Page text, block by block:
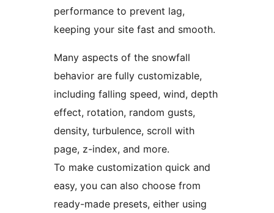
performance to prevent lag,
keeping your site fast and smooth.
Many aspects of the snowfall
behavior are fully customizable,
including falling speed, wind, depth
effect, rotation, random gusts,
density, turbulence, scroll with
page, z-index, and more.
To make customization quick and
easy, you can also choose from
ready-made presets, either using